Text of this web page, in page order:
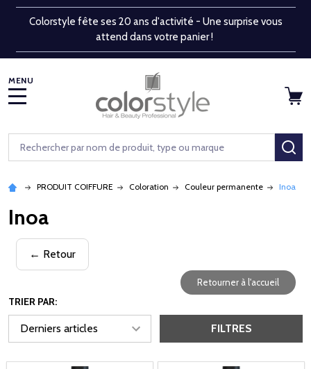
Colorstyle fête ses 20 ans d'activité - Une surprise vous
attend dans votre panier !
Rechercher
PRODUIT COIFFURE Coloration Couleur permanente Inoa
Inoa
← Retour
Retourner à l'accueil
TRIER PAR:
FILTRES